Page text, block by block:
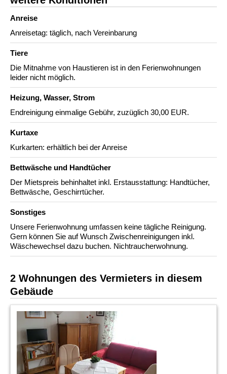
Anreise
Anreisetag: täglich, nach Vereinbarung
Tiere
Die Mitnahme von Haustieren ist in den Ferienwohnungen
leider nicht möglich.
Heizung, Wasser, Strom
Endreinigung einmalige Gebühr, zuzüglich 30,00 EUR.
Kurtaxe
Kurkarten: erhältlich bei der Anreise
Bettwäsche und Handtücher
Der Mietspreis behinhaltet inkl. Erstausstattung: Handtücher,
Bettwäsche, Geschirrtücher.
Sonstiges
Unsere Ferienwohnung umfassen keine tägliche Reinigung.
Gern können Sie auf Wunsch Zwischenreinigungen inkl.
Wäschewechsel dazu buchen. Nichtraucherwohnung.
2 Wohnungen des Vermieters in diesem
Gebäude